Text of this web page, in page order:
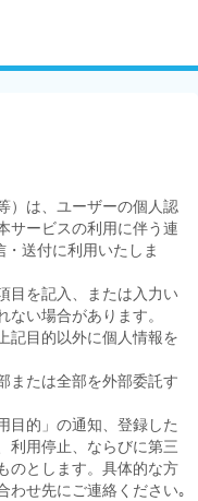
）は、ユーザーの個人認
サービスの利用に伴う連
送付に利用いたしま
目を記入、または入力い
い場合があります。
記目的以外に個人情報を
または全部を外部委託す
目的」の通知、登録した
利用停止、ならびに第三
のとします。具体的な方
わせ先にご連絡ください｡